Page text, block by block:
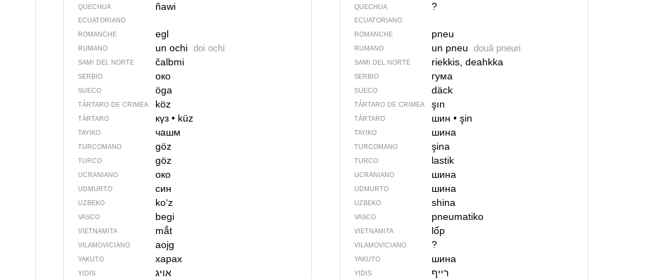
QUECHUA
ECUATORIANO
ñawi
ROMANCHE egl
RUMANO un ochi doi ochi
SAMI DEL NORTE čalbmi
SERBIO око
SUECO öga
TÁRTARO DE CRIMEA köz
TÁRTARO күз • küz
TAYIKO чашм
TURCOMANO göz
TURCO göz
UCRANIANO око
UDMURTO син
UZBEKO koʻz
VASCO begi
VIETNAMITA mắt
VILAMOVICIANO aojg
YAKUTO харах
YIDIS אויג
QUECHUA
ECUATORIANO
?
ROMANCHE pneu
RUMANO un pneu două pneuri
SAMI DEL NORTE riekkis, deahkka
SERBIO гума
SUECO däck
TÁRTARO DE CRIMEA şın
TÁRTARO шин• şin
TAYIKO шина
TURCOMANO şina
TURCO lastik
UCRANIANO шина
UDMURTO шина
UZBEKO shina
VASCO pneumatiko
VIETNAMITA lốp
VILAMOVICIANO ?
YAKUTO шина
YIDIS